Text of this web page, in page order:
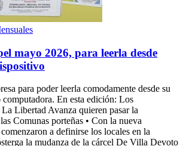
mayo 2026, para leerla desde
para poder leerla comodamente desde su
computadora. En esta edición: Los
Libertad Avanza quieren pasar la
Comunas porteñas • Con la nueva
a definirse los locales en la
la mudanza de la cárcel De Villa Devoto